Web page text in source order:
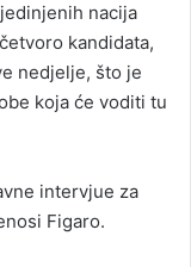
nacija
kandidata,
nedjelje, što je
koja će voditi tu
intervjue za
Figaro.